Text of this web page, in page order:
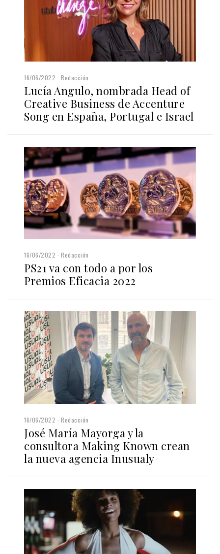
16/06/2022 Redacción
Lucía Angulo, nombrada Head of
Creative Business de Accenture
Song en España, Portugal e Israel
16/06/2022 Redacción
PS21 va con todo a por los
Premios Eficacia 2022
16/06/2022 Redacción
José María Mayorga y la
consultora Making Known crean
la nueva agencia Inusualy